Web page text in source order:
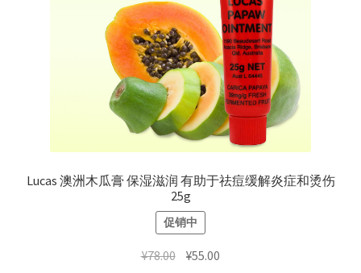
Lucas 澳洲木瓜膏 保湿滋润 有助于祛痘缓解炎症和烫伤
25g
促销中
¥78.00 原¥55.00